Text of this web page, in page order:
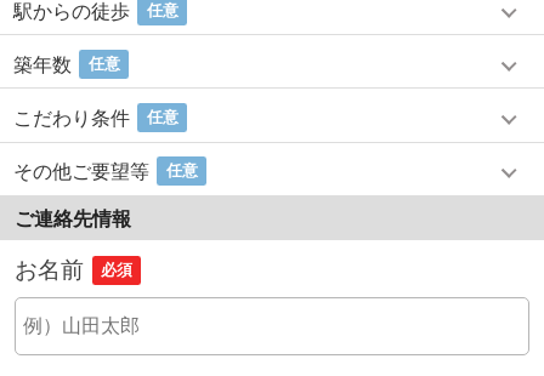
駅からの徒歩 任意
築年数 任意
こだわり条件 任意
その他ご要望等 任意
ご連絡先情報
お名前 必須